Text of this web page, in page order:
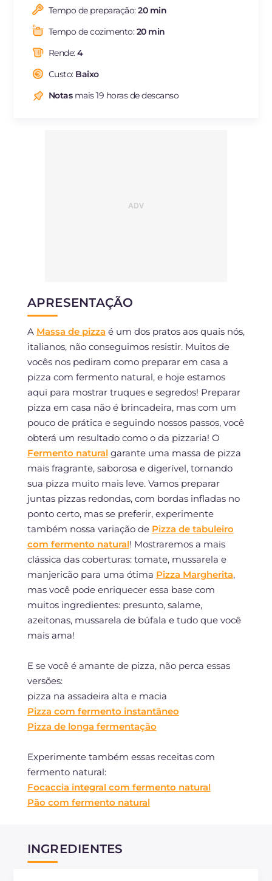
Proteína
Gorduras
saturadas
Fibra
Colesterol
Sódio
Tempo de preparação:20 min
Tempo de cozimento:20 min
Rende:4
Custo: Baixo
Notasmais 19 horas de descanso
APRESENTAÇÃO
A Massa de pizza é um dos pratos aos quais nós,
italianos, não conseguimos resistir. Muitos de
vocês nos pediram como preparar em casa a
pizza com fermento natural, e hoje estamos
aqui para mostrar truques e segredos! Preparar
pizza em casa não é brincadeira, mas com um
pouco de prática e seguindo nossos passos, você
obterá um resultado como o da pizzaria! O
Fermento naturalgarante uma massa de pizza
mais fragrante, saborosa e digerível, tornando
sua pizza muito mais leve. Vamos preparar
juntas pizzas redondas, com bordas infladas no
ponto certo, mas se preferir, experimente
também nossa variação de Pizza de tabuleiro
com fermento natural! Mostraremos a mais
clássica das coberturas: tomate, mussarela e
manjericão para uma ótima Pizza Margherita,
mas você pode enriquecer essa base com
muitos ingredientes: presunto, salame,
azeitonas, mussarela de búfala e tudo que você
mais ama!
E se você é amante de pizza, não perca essas
versões:
pizza na assadeira alta e macia
Pizza com fermento instantâneo
Pizza de longa fermentação
Experimente também essas receitas com
fermento natural:
Focaccia integral com fermento natural
Pão com fermento natural
INGREDIENTES